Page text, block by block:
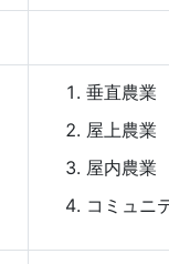
垂直農業
屋上農業
屋内農業
コミュニ